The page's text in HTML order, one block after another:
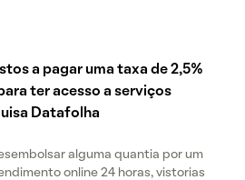
a pagar uma taxa de 2,5%
ter acesso a serviços
Datafolha
alguma quantia por um
online 24 horas, vistorias